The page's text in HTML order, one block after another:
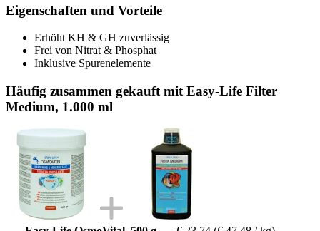
Eigenschaften und Vorteile
Erhöht KH & GH zuverlässig
Frei von Nitrat & Phosphat
Inklusive Spurenelemente
Häufig zusammen gekauft mit Easy-Life Filter
Medium, 1.000 ml